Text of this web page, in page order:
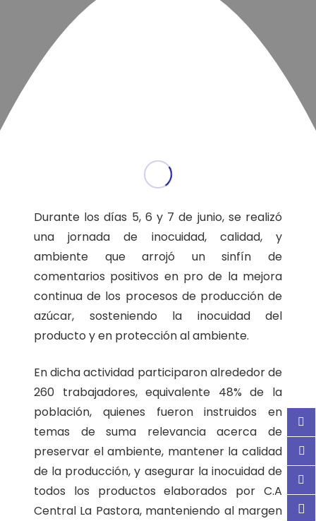
Durante los días 5, 6 y 7 de junio, se realizó
una jornada de inocuidad, calidad, y
ambiente que arrojó un sinfín de
comentarios positivos en pro de la mejora
continua de los procesos de producción de
azúcar, sosteniendo la inocuidad del
producto y en protección al ambiente.
En dicha actividad participaron alrededor de
260 trabajadores, equivalente 48% de la
población, quienes fueron instruidos en
temas de suma relevancia acerca de
preservar el ambiente, mantener la calidad
de la producción, y asegurar la inocuidad de
todos los productos elaborados por C.A
Central La Pastora, manteniendo al margen